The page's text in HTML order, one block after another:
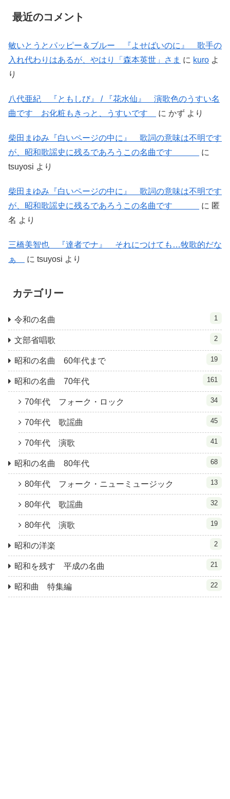
最近のコメント
敏いとうとパッピー＆ブルー 『よせばいのに』 歌手の
入れ代わりはあるが、やはり「森本英世」さま に kuro よ
り
八代亜紀 『ともしび』 / 『花水仙』 演歌色のうすい名
曲です お化粧もきっと、うすいです
に かず より
柴田まゆみ『白いページの中に』 歌詞の意味は不明です
が、昭和歌謡史に残るであろうこの名曲です
に
tsuyosi より
柴田まゆみ『白いページの中に』 歌詞の意味は不明です
が、昭和歌謡史に残るであろうこの名曲です
に 匿
名 より
三橋美智也 『達者でナ』 それにつけても…牧歌的だな
ぁ
に tsuyosi より
カテゴリー
令和の名曲 1
文部省唱歌 2
昭和の名曲 60年代まで 19
昭和の名曲 70年代 161
70年代 フォーク・ロック 34
70年代 歌謡曲 45
70年代 演歌 41
昭和の名曲 80年代 68
80年代 フォーク・ニューミュージック 13
80年代 歌謡曲 32
80年代 演歌 19
昭和の洋楽 2
昭和を残す 平成の名曲 21
昭和曲 特集編 22